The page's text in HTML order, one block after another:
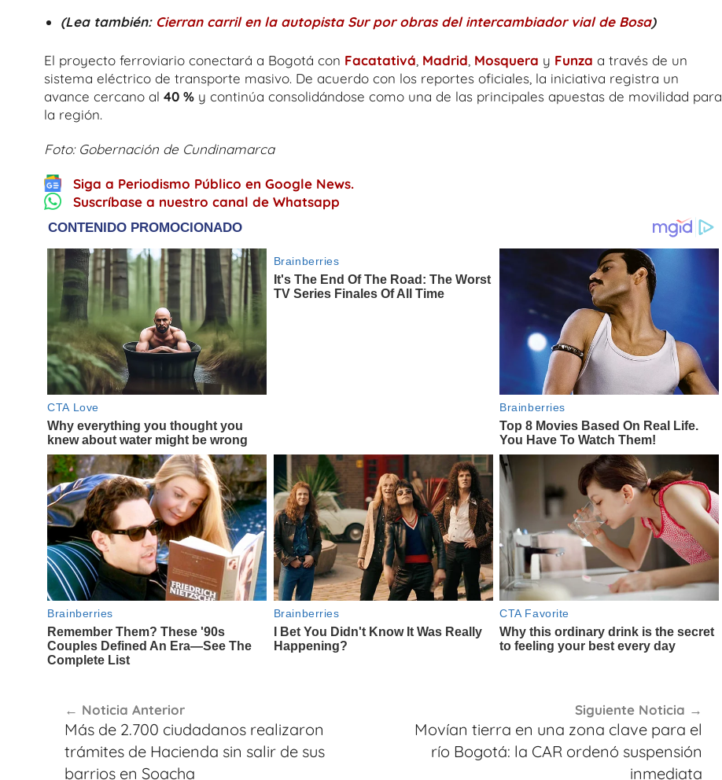
(Lea también: Cierran carril en la autopista Sur por obras del intercambiador vial de Bosa)
El proyecto ferroviario conectará a Bogotá con Facatativá Madrid Mosquera y Funza a través de un
sistema eléctrico de transporte masivo. De acuerdo con los reportes oficiales, la iniciativa registra un
avance cercano al 40 % y continúa consolidándose como una de las principales apuestas de movilidad para
la región.
Foto: Gobernación de Cundinamarca
Siga a Periodismo Público en Google News.
Suscríbase a nuestro canal de Whatsapp
de
entradas
Noticia Anterior
Más de 2.700 ciudadanos realizaron
trámites de Hacienda sin salir de sus
barrios en Soacha
Siguiente Noticia
Movían tierra en una zona clave para el
río Bogotá: la CAR ordenó suspensión
inmediata